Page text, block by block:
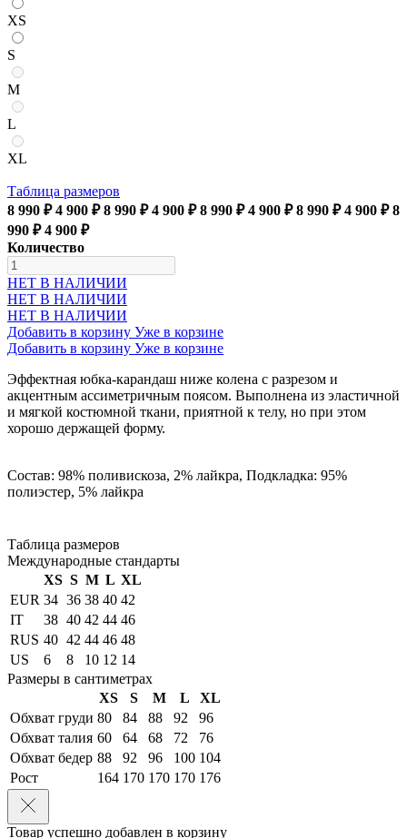
XS
S
M
L
XL
Таблица размеров
8 990 ₽ 4 900 ₽ 8 990 ₽ 4 900 ₽ 8 990 ₽ 4 900 ₽ 8 990 ₽ 4 900 ₽ 8
990 ₽ 4 900 ₽
Количество
НЕТ В НАЛИЧИИ
НЕТ В НАЛИЧИИ
НЕТ В НАЛИЧИИ
Добавить в корзину Уже в корзине
Добавить в корзину Уже в корзине
Эффектная юбка-карандаш ниже колена с разрезом и
акцентным ассиметричным поясом. Выполнена из эластичной
и мягкой костюмной ткани, приятной к телу, но при этом
хорошо держащей форму.
Состав: 98% поливискоза, 2% лайкра, Подкладка: 95%
полиэстер, 5% лайкра
Таблица размеров
Международные стандарты
XS S M L XL
EUR 34 36 38 40 42
IT
38 40 42 44 46
RUS 40 42 44 46 48
US
6 8 10 12 14
Размеры в сантиметрах
XS
S M L
XL
Обхват груди 80 84 88 92
96
Обхват талия 60 64 68 72
76
Обхват бедер 88 92 96 100 104
Рост
164 170 170 170 176
Товар успешно добавлен в корзину